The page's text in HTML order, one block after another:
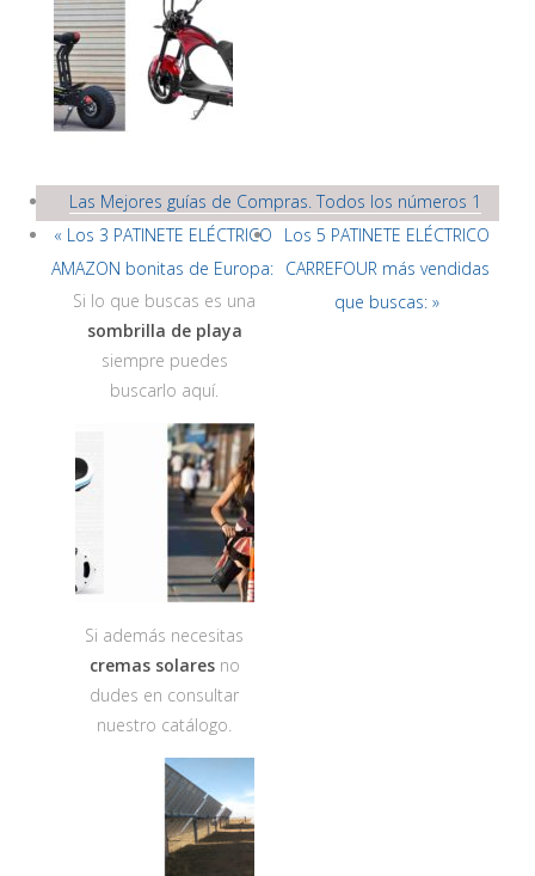
Las Mejores guías de Compras. Todos los números 1
« Los 3 PATINETE ELÉCTRICO
AMAZON bonitas de Europa:
Los 5 PATINETE ELÉCTRICO
CARREFOUR más vendidas
que buscas: »
Si lo que buscas es una
sombrilla de playa
siempre puedes
buscarlo aquí.
Si además necesitas
cremas solaresno
dudes en consultar
nuestro catálogo.